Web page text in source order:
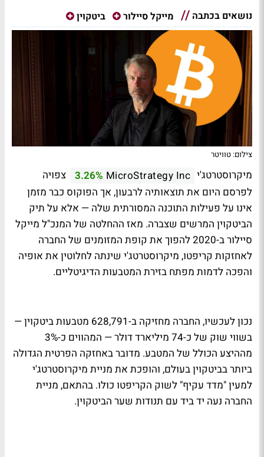
נושאים בכתבה מייקל סיילור ביטקוין
צילום: טוויטר
מיקרוסטרטג'י MicroStrategy Inc
3.26% צפויה
לפרסם היום את תוצאותיה לרבעון, אך הפוקוס כבר מזמן
אינו על פעילות התוכנה המסורתית שלה — אלא על תיק
הביטקוין המרשים שצברה. מאז ההחלטה של המנכ"ל מייקל
סיילור ב-2020 להפוך את קופת המזומנים של החברה
לאחזקות קריפטו, מיקרוסטרטג'י שינתה לחלוטין את אופיה
והפכה לדמות מפתח בזירת המטבעות הדיגיטליים.
נכון לעכשיו, החברה מחזיקה ב-628,791 מטבעות ביטקוין —
בשווי שוק של כ-74 מיליארד דולר — המהווים כ-3%
מההיצע הכולל של המטבע. מדובר באחזקה הפרטית הגדולה
ביותר בביטקוין בעולם, והופכת את מניית מיקרוסטרטג'י
למעין "מדד עקיף" לשוק הקריפטו כולו. בהתאם, מניית
החברה נעה יד ביד עם תנודות שער הביטקוין.